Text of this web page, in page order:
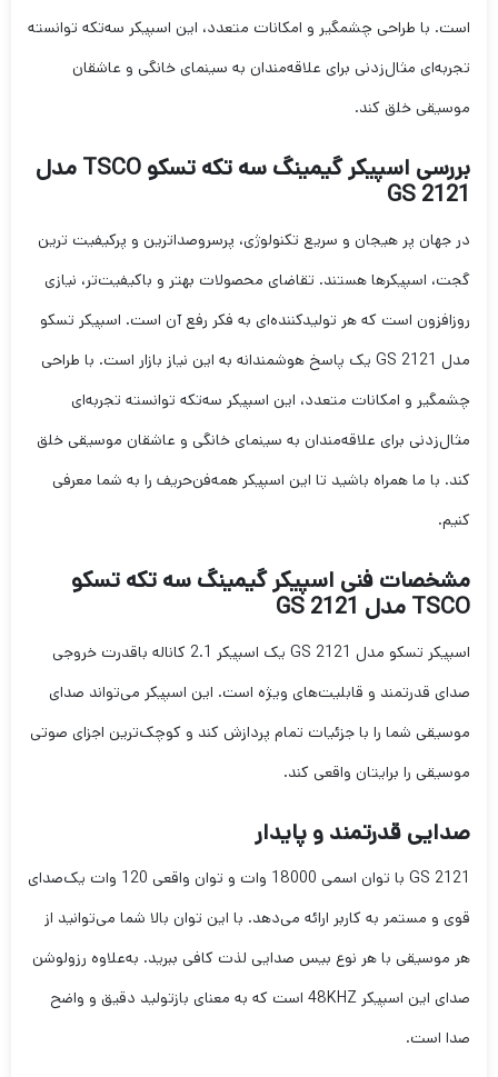
است. با طراحی چشمگیر و امکانات متعدد، این اسپیکر سه‌تکه توانسته
تجربه‌ای مثال‌زدنی برای علاقه‌مندان به سینمای خانگی و عاشقان
موسیقی خلق کند.
بررسی اسپیکر گیمینگ سه تکه تسکو TSCO مدل
GS 2121
در جهان پر هیجان و سریع تکنولوژی، پرسروصداترین و پرکیفیت ترین
گجت، اسپیکرها هستند. تقاضای محصولات بهتر و باکیفیت‌تر، نیازی
روزافزون است که هر تولیدکننده‌ای به فکر رفع آن است. اسپیکر تسکو
مدل GS 2121 یک پاسخ هوشمندانه به این نیاز بازار است. با طراحی
چشمگیر و امکانات متعدد، این اسپیکر سه‌تکه توانسته تجربه‌ای
مثال‌زدنی برای علاقه‌مندان به سینمای خانگی و عاشقان موسیقی خلق
کند. با ما همراه باشید تا این اسپیکر همه‌فن‌حریف را به شما معرفی
کنیم.
مشخصات فنی اسپیکر گیمینگ سه تکه تسکو
TSCO مدل GS 2121
اسپیکر تسکو مدل GS 2121 یک اسپیکر 2.1 کاناله باقدرت خروجی
صدای قدرتمند و قابلیت‌های ویژه است. این اسپیکر می‌تواند صدای
موسیقی شما را با جزئیات تمام پردازش کند و کوچک‌ترین اجزای صوتی
موسیقی را برایتان واقعی کند.
صدایی قدرتمند و پایدار
GS 2121 با توان اسمی 18000 وات و توان واقعی 120 وات یک‌صدای
قوی و مستمر به کاربر ارائه می‌دهد. با این توان بالا شما می‌توانید از
هر موسیقی با هر نوع بیس صدایی لذت کافی ببرید. به‌علاوه رزولوشن
صدای این اسپیکر 48KHZ است که به معنای بازتولید دقیق و واضح
صدا است.